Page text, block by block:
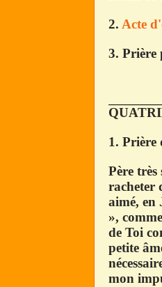
2. Acte
3. Prière
1.
Père
racheter
aimé, en
»,
de Toi
petite
mon